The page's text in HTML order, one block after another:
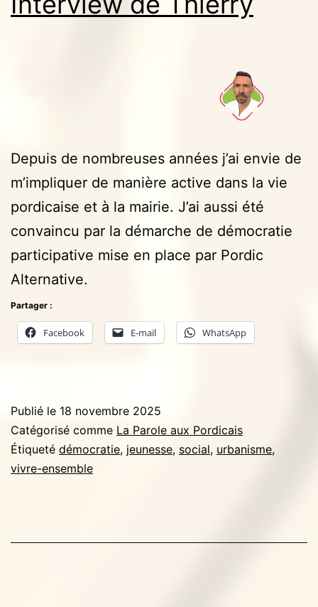
Depuis de nombreuses années j’ai envie de
m’impliquer de manière active dans la vie
pordicaise et à la mairie. J’ai aussi été
convaincu par la démarche de démocratie
participative mise en place par Pordic
Alternative.
Partager :
Facebook E-mail WhatsApp
Publié le 18 novembre 2025
Catégorisé comme La Parole aux Pordicais
Étiqueté démocratie, jeunesse, social, urbanisme,
vivre-ensemble